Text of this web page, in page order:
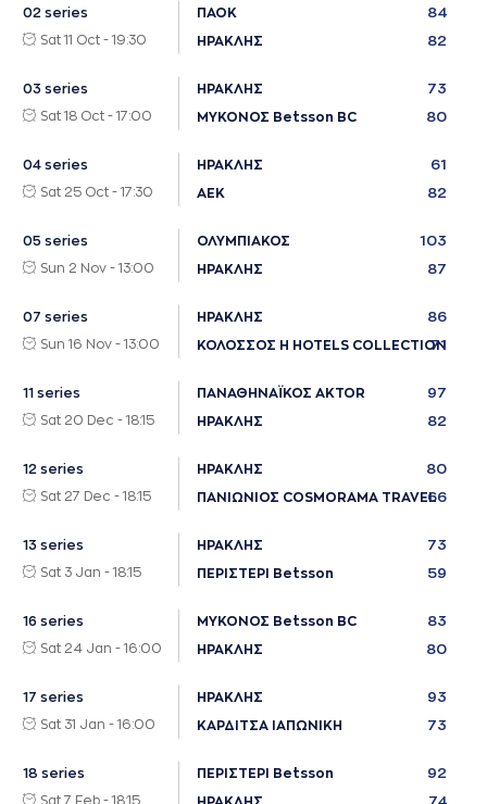
02 series
Sat 11 Oct - 19:30
ΠΑΟΚ 84
ΗΡΑΚΛΗΣ 82
03 series
Sat 18 Oct - 17:00
ΗΡΑΚΛΗΣ 73
ΜΥΚΟΝΟΣ Betsson BC 80
04 series
Sat 25 Oct - 17:30
ΗΡΑΚΛΗΣ 61
ΑΕΚ 82
05 series
Sun 2 Nov - 13:00
ΟΛΥΜΠΙΑΚΟΣ 103
ΗΡΑΚΛΗΣ 87
07 series
Sun 16 Nov - 13:00
ΗΡΑΚΛΗΣ 86
ΚΟΛΟΣΣΟΣ H HOTELS COLLECTION
71
11 series
Sat 20 Dec - 18:15
ΠΑΝΑΘΗΝΑΪΚΟΣ AKTOR 97
ΗΡΑΚΛΗΣ 82
12 series
Sat 27 Dec - 18:15
ΗΡΑΚΛΗΣ 80
ΠΑΝΙΩΝΙΟΣ COSMORAMA TRAVEL66
13 series
Sat 3 Jan - 18:15
ΗΡΑΚΛΗΣ 73
ΠΕΡΙΣΤΕΡΙ Betsson 59
16 series
Sat 24 Jan - 16:00
ΜΥΚΟΝΟΣ Betsson BC 83
ΗΡΑΚΛΗΣ 80
17 series
Sat 31 Jan - 16:00
ΗΡΑΚΛΗΣ 93
ΚΑΡΔΙΤΣΑ ΙΑΠΩΝΙΚΗ 73
18 series
Sat 7 Feb - 18:15
ΠΕΡΙΣΤΕΡΙ Betsson 92